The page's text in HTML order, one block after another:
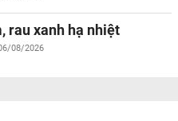
rau xanh hạ nhiệt
08/2026